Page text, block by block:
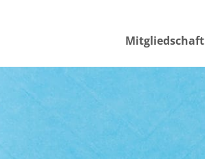
Mitgliedschaft